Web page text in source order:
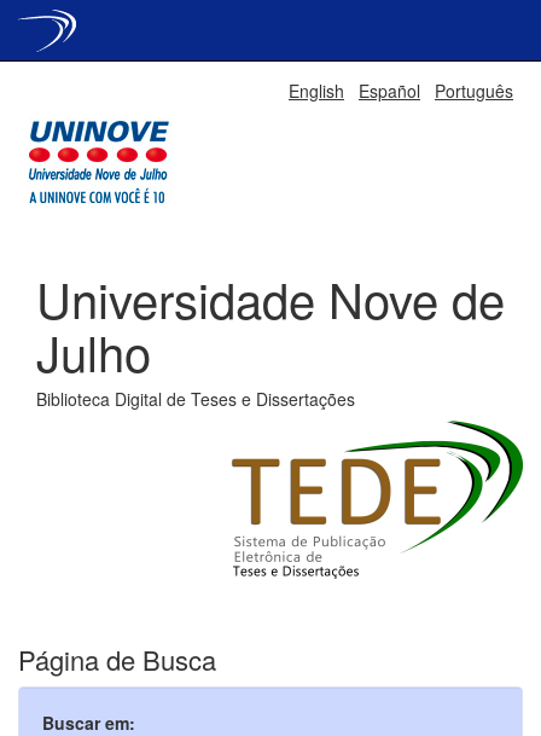
English Español Português
Universidade Nove de
Julho
Biblioteca Digital de Teses e Dissertações
Página de Busca
Buscar em: